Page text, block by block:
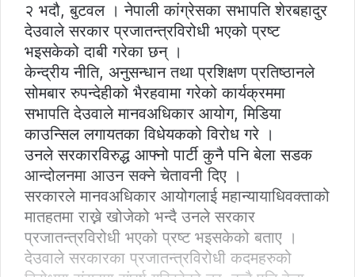
२ भदौ, बुटवल । नेपाली कांग्रेसका सभापति शेरबहादुर
देउवाले सरकार प्रजातन्त्रविरोधी भएको प्रष्ट
भइसकेको दाबी गरेका छन् ।
केन्द्रीय नीति, अनुसन्धान तथा प्रशिक्षण प्रतिष्ठानले
सोमबार रुपन्देहीको भैरहवामा गरेको कार्यक्रममा
सभापति देउवाले मानवअधिकार आयोग, मिडिया
काउन्सिल लगायतका विधेयकको विरोध गरे ।
उनले सरकारविरुद्ध आफ्नो पार्टी कुनै पनि बेला सडक
आन्दोलनमा आउन सक्ने चेतावनी दिए ।
सरकारले मानवअधिकार आयोगलाई महान्यायाधिवक्ताको
मातहतमा राख्ने खोजेको भन्दै उनले सरकार
प्रजातन्त्रविरोधी भएको प्रष्ट भइसकेको बताए ।
देउवाले सरकारका प्रजातन्त्रविरोधी कदमहरुको